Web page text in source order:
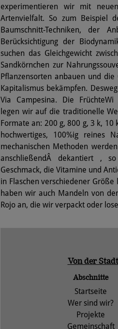
experimentieren wir mit
Artenvielfalt. So zum Beispiel
Baumschnitt-Techniken, der
Berücksichtigung der
suchen das Gleichgewicht
Sandkörnchen zur
Pflanzensorten anbauen und
Kapitalismus bekämpfen.
Via Campesina. Die
legen wir auf die traditionelle
Formate an: 200 g, 800 g, 3 k, 10
hochwertiges, 100%ig reines
mechanischen Methoden
anschließendÂ dekantiert ,
Geschmack, die Vitamine und
in Flaschen verschiedener
haben wir auch Mandeln von
Rojo an, die wir verpackt oder
Von der
Abschnitte
Startseite
Wer sind wir?
Projekte
Gemeinschaft